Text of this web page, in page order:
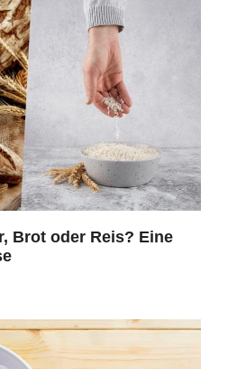
Brot oder Reis? Eine